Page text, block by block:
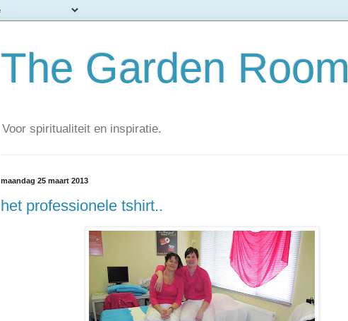
The Garden Room
Voor spiritualiteit en inspiratie.
maandag 25 maart 2013
het professionele tshirt..